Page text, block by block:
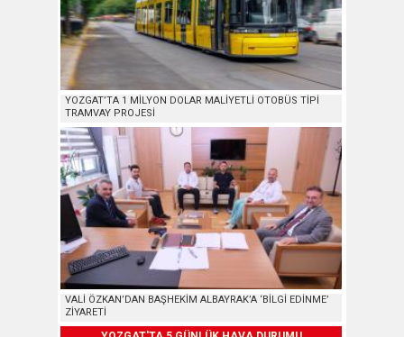
YOZGAT’TA 1 MİLYON DOLAR MALİYETLİ OTOBÜS TİPİ
TRAMVAY PROJESİ
VALİ ÖZKAN’DAN BAŞHEKİM ALBAYRAK’A ‘BİLGİ EDİNME’
ZİYARETİ